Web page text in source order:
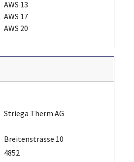
AWS 13
AWS 17
AWS 20
Striega Therm AG
Breitenstrasse 10
4852